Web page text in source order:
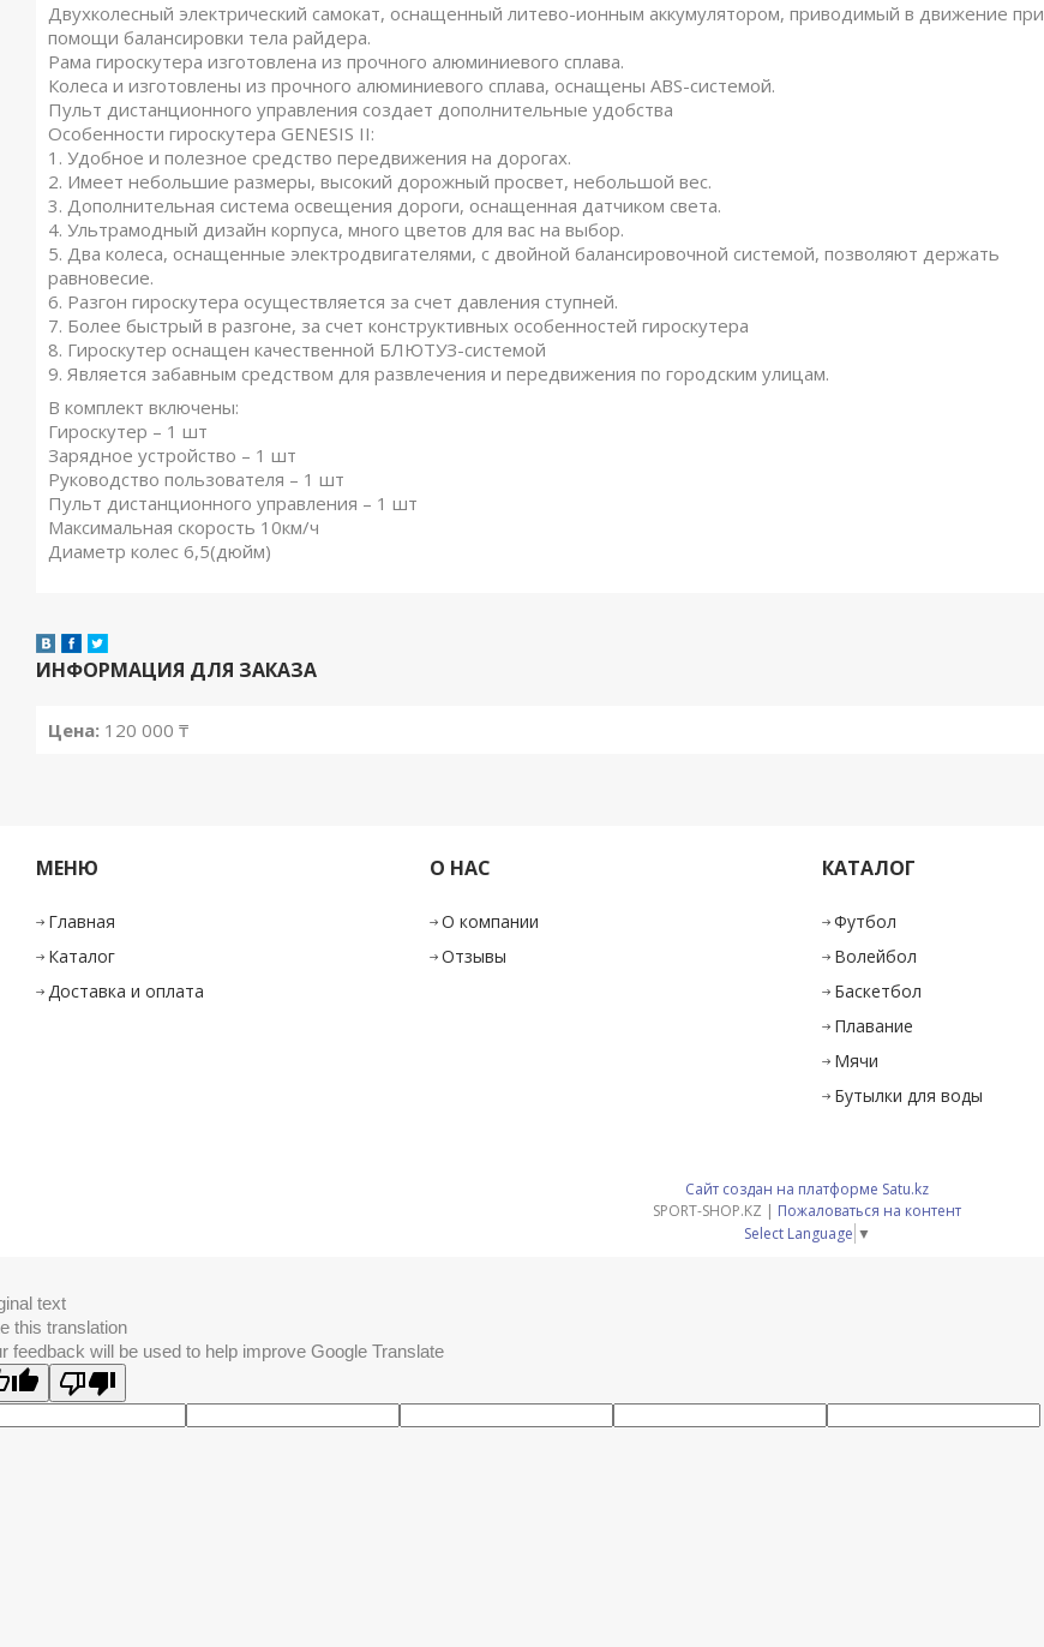
Двухколесный электрический самокат, оснащенный литево-ионным аккумулятором, приводимый в движение при
помощи балансировки тела райдера.
Рама гироскутера изготовлена из прочного алюминиевого сплава.
Колеса и изготовлены из прочного алюминиевого сплава, оснащены ABS-системой.
Пульт дистанционного управления создает дополнительные удобства
Особенности гироскутера GENESIS II:
1. Удобное и полезное средство передвижения на дорогах.
2. Имеет небольшие размеры, высокий дорожный просвет, небольшой вес.
3. Дополнительная система освещения дороги, оснащенная датчиком света.
4. Ультрамодный дизайн корпуса, много цветов для вас на выбор.
5. Два колеса, оснащенные электродвигателями, с двойной балансировочной системой, позволяют держать
равновесие.
6. Разгон гироскутера осуществляется за счет давления ступней.
7. Более быстрый в разгоне, за счет конструктивных особенностей гироскутера
8. Гироскутер оснащен качественной БЛЮТУЗ-системой
9. Является забавным средством для развлечения и передвижения по городским улицам.
В комплект включены:
Гироскутер – 1 шт
Зарядное устройство – 1 шт
Руководство пользователя – 1 шт
Пульт дистанционного управления – 1 шт
Максимальная скорость 10км/ч
Диаметр колес 6,5(дюйм)
ИНФОРМАЦИЯ ДЛЯ ЗАКАЗА
Цена: 120 000 ₸
МЕНЮ
Главная
Каталог
Доставка и оплата
О НАС
О компании
Отзывы
КАТАЛОГ
Футбол
Волейбол
Баскетбол
Плавание
Мячи
Бутылки для воды
Сайт создан на платформе Satu.kz
SPORT-SHOP.KZ | Пожаловаться на контент
Select Language ▼
text
this translation
feedback will be used to help improve Google Translate